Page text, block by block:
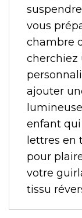
vous
chambre
cherchiez
ajouter
enfant qui
lettres en
pour
votre
tissu